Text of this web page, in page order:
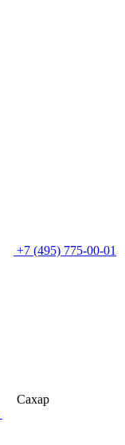
+7 (495) 775-00-01
Сахар